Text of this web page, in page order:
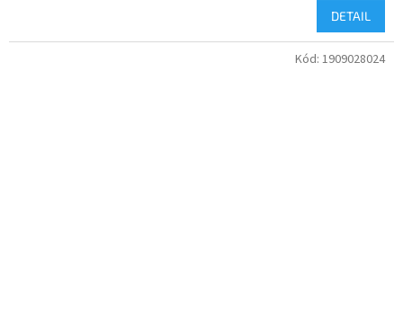
DETAIL
Kód: 1909028024